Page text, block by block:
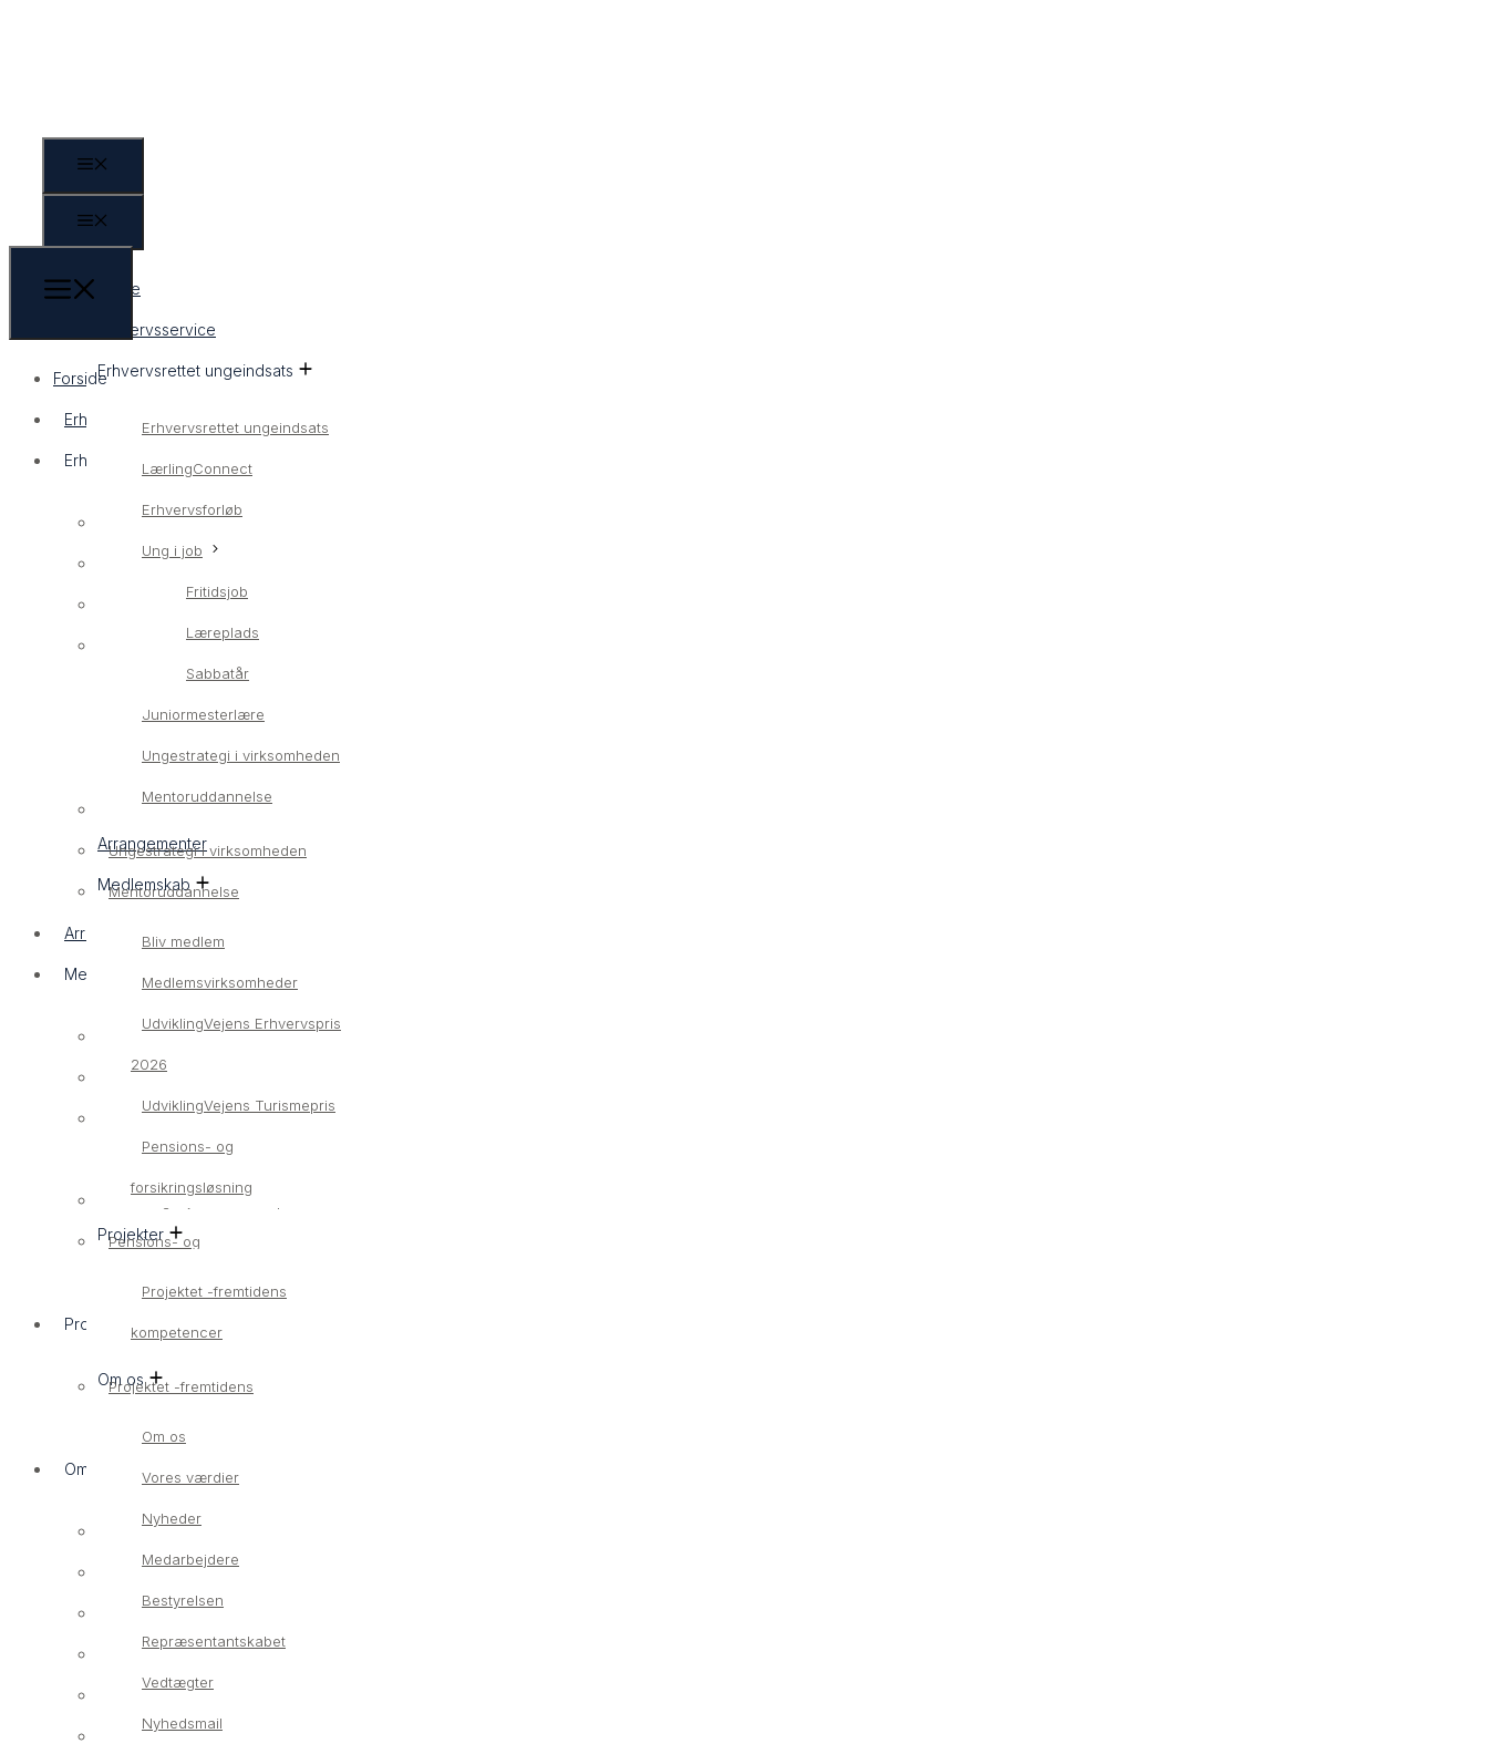
Forside
Erhvervsservice
Erhvervsrettet ungeindsats
Erhvervsrettet ungeindsats
LærlingConnect
Erhvervsforløb
Ung i job
Fritidsjob
Læreplads
Sabbatår
Juniormesterlære
Ungestrategi i virksomheden
Mentoruddannelse
Arrangementer
Medlemskab
Bliv medlem
Medlemsvirksomheder
UdviklingVejens Erhvervspris
2026
UdviklingVejens Turismepris
Pensions- og
forsikringsløsning
Projekter
Projektet -fremtidens
kompetencer
Om os
Om os
Vores værdier
Nyheder
Medarbejdere
Bestyrelsen
Repræsentantskabet
Vedtægter
Nyhedsmail
Forside
Erhvervsservice
Erhvervsrettet ungeindsats
Erhvervsrettet ungeindsats
LærlingConnect
Erhvervsforløb
Fritidsjob
Læreplads
Sabbatår
Juniormesterlære
Ungestrategi i virksomheden
Mentoruddannelse
Arrangementer
Medlemskab
Bliv medlem
Medlemsvirksomheder
UdviklingVejens Erhvervspris
UdviklingVejens Turismepris
Pensions- og
Projekter
Projektet -fremtidens
Om os
Om os
Vores værdier
Nyheder
Medarbejdere
Bestyrelsen
Repræsentantskabet